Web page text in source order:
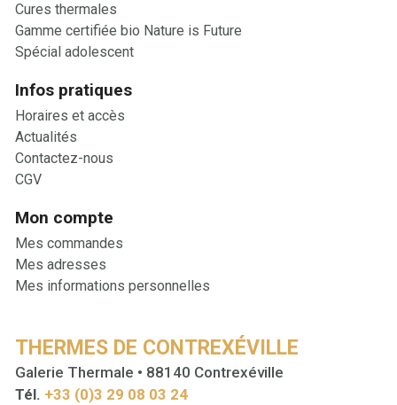
Cures thermales
Gamme certifiée bio Nature is Future
Spécial adolescent
Infos pratiques
Horaires et accès
Actualités
Contactez-nous
CGV
Mon compte
Mes commandes
Mes adresses
Mes informations personnelles
THERMES DE CONTREXÉVILLE
Galerie Thermale • 88140 Contrexéville
Tél. +33 (0)3 29 08 03 24